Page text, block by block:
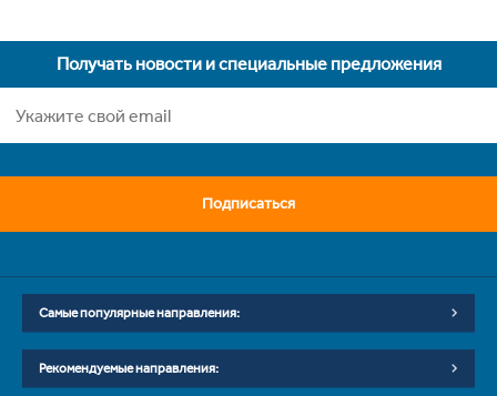
Получать новости и специальные предложения
Подписаться
Самые популярные направления:
Рекомендуемые направления: